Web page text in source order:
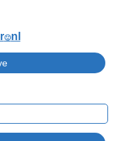
🙂nl